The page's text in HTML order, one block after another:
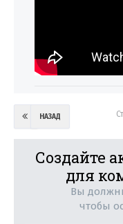
НАЗАД
Создайте
для
Вы
чтобы